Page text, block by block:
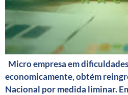
Micro empresa em
economicamente, obtém
Nacional por medida liminar.